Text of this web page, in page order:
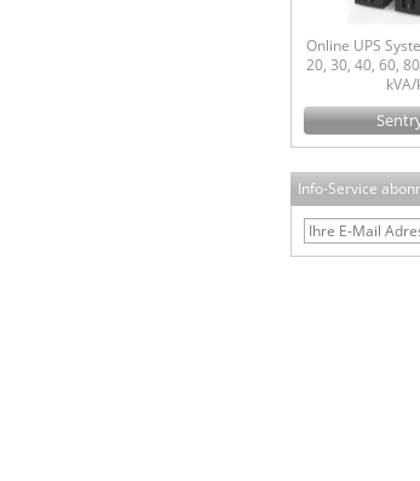
Online UPS
20, 30, 40, 60,
Info-Service